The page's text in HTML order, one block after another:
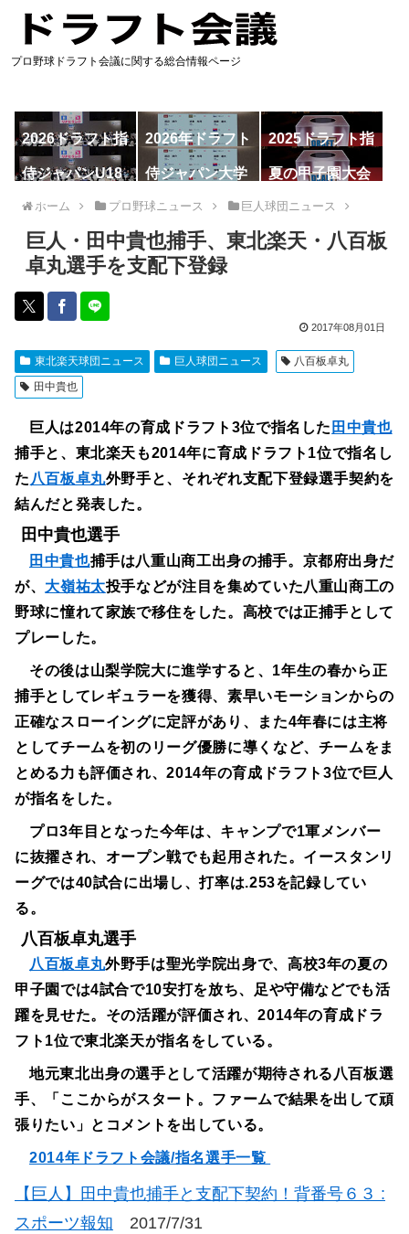
プロ野球ドラフト会議に関する総合情報ページ
2026ドラフト指
名予想
2026年ドラフト
候補
2025ドラフト指
名一覧
侍ジャパンU18
代表
侍ジャパン大学
代表
夏の甲子園大会
ホーム プロ野球ニュース 巨人球団ニュース
巨人・田中貴也捕手、東北楽天・八百板
卓丸選手を支配下登録
2017年08月01日
東北楽天球団ニュース 巨人球団ニュース
八百板卓丸
田中貴也
巨人は2014年の育成ドラフト3位で指名した 田中貴也
捕手と、東北楽天も2014年に育成ドラフト1位で指名し
た 八百板卓丸外野手と、それぞれ支配下登録選手契約を
結んだと発表した。
田中貴也選手
田中貴也捕手は八重山商工出身の捕手。京都府出身だ
が、 大嶺祐太投手などが注目を集めていた八重山商工の
野球に憧れて家族で移住をした。高校では正捕手として
プレーした。
その後は山梨学院大に進学すると、1年生の春から正
捕手としてレギュラーを獲得、素早いモーションからの
正確なスローイングに定評があり、また4年春には主将
としてチームを初のリーグ優勝に導くなど、チームをま
とめる力も評価され、2014年の育成ドラフト3位で巨人
が指名をした。
プロ3年目となった今年は、キャンプで1軍メンバー
に抜擢され、オープン戦でも起用された。イースタンリ
ーグでは40試合に出場し、打率は.253を記録してい
る。
八百板卓丸選手
八百板卓丸外野手は聖光学院出身で、高校3年の夏の
甲子園では4試合で10安打を放ち、足や守備などでも活
躍を見せた。その活躍が評価され、2014年の育成ドラ
フト1位で東北楽天が指名をしている。
地元東北出身の選手として活躍が期待される八百板選
手、「ここからがスタート。ファームで結果を出して頑
張りたい」とコメントを出している。
2014年ドラフト会議/指名選手一覧
【巨人】田中貴也捕手と支配下契約！背番号６３ :
スポーツ報知 2017/7/31